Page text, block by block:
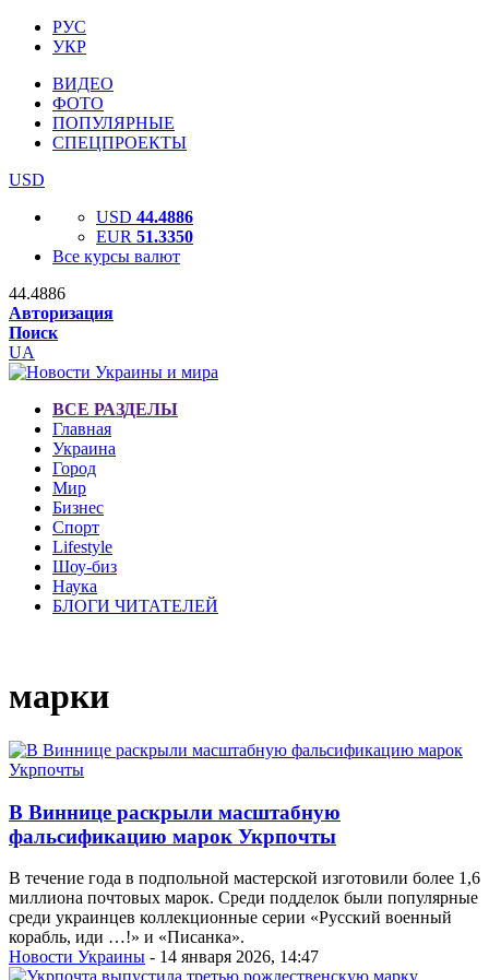
РУС
УКР
ВИДЕО
ФОТО
ПОПУЛЯРНЫЕ
СПЕЦПРОЕКТЫ
USD
USD 44.4886
EUR 51.3350
Все курсы валют
44.4886
Авторизация
Поиск
UA
ВСЕ РАЗДЕЛЫ
Главная
Украина
Город
Мир
Бизнес
Спорт
Lifestyle
Шоу-биз
Наука
БЛОГИ ЧИТАТЕЛЕЙ
марки
В Виннице раскрыли масштабную
фальсификацию марок Укрпочты
В течение года в подпольной мастерской изготовили более 1,6
миллиона почтовых марок. Среди подделок были популярные
среди украинцев коллекционные серии «Русский военный
корабль, иди …!» и «Писанка».
Новости Украины - 14 января 2026, 14:47